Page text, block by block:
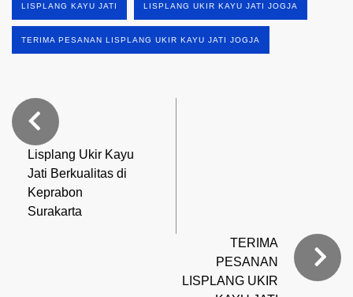
LISPLANG KAYU JATI LISPLANG UKIR KAYU JATI JOGJA
TERIMA PESANAN LISPLANG UKIR KAYU JATI JOGJA
Lisplang Ukir Kayu
Jati Berkualitas di
Keprabon
Surakarta
TERIMA
PESANAN
LISPLANG UKIR